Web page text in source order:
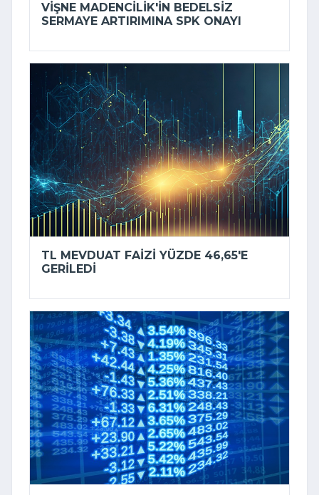
VIŞNE MADENCILIK'IN BEDELSIZ
SERMAYE ARTIRIMINA SPK ONAYI
TL MEVDUAT FAIZI YÜZDE 46,65'E
GERILEDI